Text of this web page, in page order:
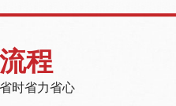
程
时省力省心